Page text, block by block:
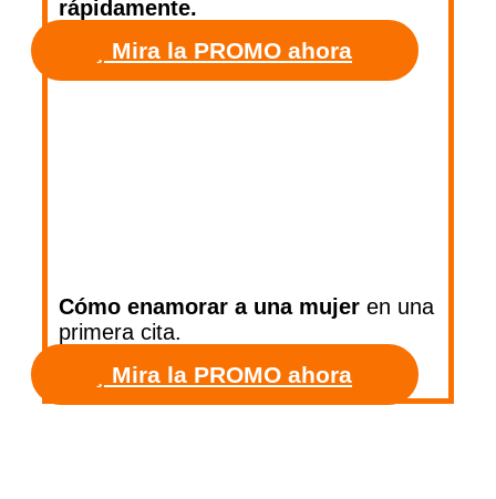
rápidamente.
Mira la PROMO ahora
Cómo enamorar a una mujer en una
primera cita.
Mira la PROMO ahora